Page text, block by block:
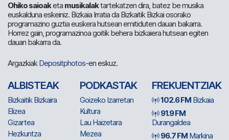
Ohiko saioaketa musikalaktartekatzen dira, batez be musika
euskalduna eskeiniz. Bizkaia Irratia da Bizkaitik Bizkai osorako
programazino guztia euskera hutsean emitiduten dauan bakarra.
Horrez gain, programazinoa goitik behera bizkaiera hutsean egiten
dauan bakarra da.
ArgazkiakDepositphotos-en eskuz.
ALBISTEAK
Bizkaitik Bizkaira
Elizea
Gizartea
Hezkuntza
PODKASTAK
Goizeko Izarretan
Kultura
Lau Haizetara
Mezea
FREKUENTZIAK
102.6 FM Bizkaia
91.9 FM
Durangaldea
96.7 FM Markina